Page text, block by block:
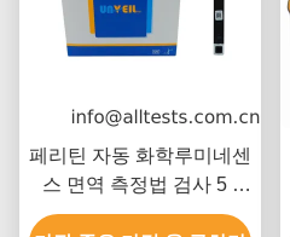
페리틴 자동 화학루미네센
스 면역 측정법 검사 5 -
2000 Ng / ML